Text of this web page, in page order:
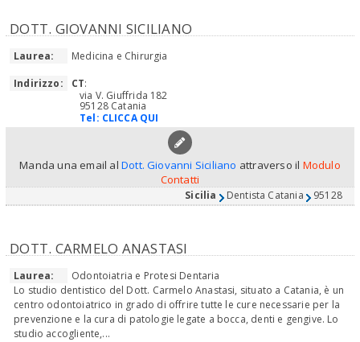
DOTT. GIOVANNI SICILIANO
Laurea:
Medicina e Chirurgia
Indirizzo:
CT:
via V. Giuffrida 182
95128 Catania
Tel: CLICCA QUI
Manda una email al Dott. Giovanni Siciliano attraverso il Modulo
Contatti
Sicilia Dentista Catania 95128
DOTT. CARMELO ANASTASI
Laurea:
Odontoiatria e Protesi Dentaria
Lo studio dentistico del Dott. Carmelo Anastasi, situato a Catania, è un
centro odontoiatrico in grado di offrire tutte le cure necessarie per la
prevenzione e la cura di patologie legate a bocca, denti e gengive. Lo
studio accogliente,...